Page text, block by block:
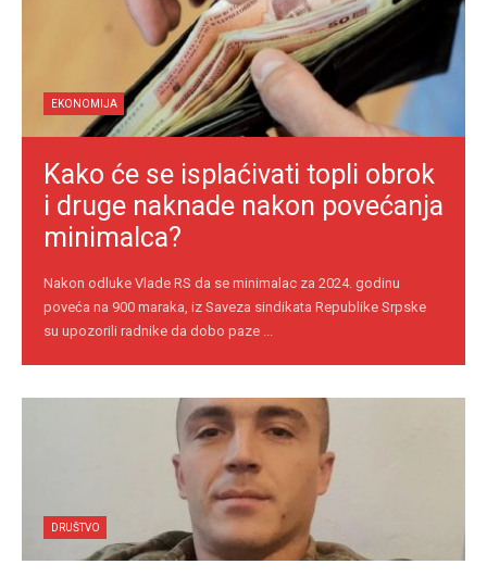
EKONOMIJA
Kako će se isplaćivati topli obrok
i druge naknade nakon povećanja
minimalca?
Nakon odluke Vlade RS da se minimalac za 2024. godinu
poveća na 900 maraka, iz Saveza sindikata Republike Srpske
su upozorili radnike da dobo paze ...
DRUŠTVO